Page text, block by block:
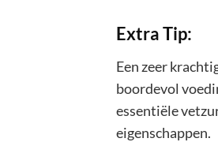
Extra Tip:
Een zeer
boordevol
essentiële
eigenschappen.